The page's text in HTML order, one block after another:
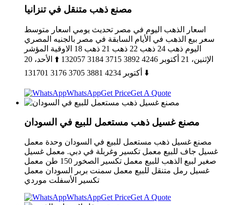
مصنع ذهب متنقل في تنزانيا
اسعار الذهب اليوم في مصر تحديث يومي اسعار متوسط
سعر بيع الذهب في الأيام السابقة في مصر بالجنيه المصري
اليوم ذهب 24 ذهب 22 ذهب 21 ذهب 18 الاوقية المؤشر
الإثنين، 21 أكتوبر 4246 3892 3715 3184 132057 ⬆️ الأحد، 20
أكتوبر 4234 3881 3705 3176 131701 ⬇️
WhatsAppGet PriceGet A Quote
مصنع غسيل ذهب مستعمل للبيع في السودان
مصنع غسيل ذهب مستعمل للبيع في السودان وحدة معمل
غسيل جاف للبيع معمل تكسير وغربلة في دبي. معمل غسيل
صغير لبيع الذهب للبيع معمل تكسير الصخور 150 طن معمل
غسيل رمل متنقل للبيع معمل سمنت بربر السودان معمل
تكسير الأسفلت موردي
WhatsAppGet PriceGet A Quote